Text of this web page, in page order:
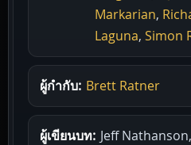
Markarian,
Laguna, Simon
ผู้กำกับ: Brett Ratner
ผู้เขียนบท: Jeff